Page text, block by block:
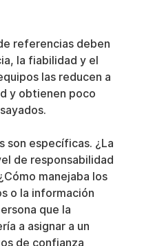
referencias deben
la fiabilidad y el
las reducen a
y obtienen poco
son específicas. ¿La
de responsabilidad
manejaba los
o la información
que la
a asignar a un
de confianza